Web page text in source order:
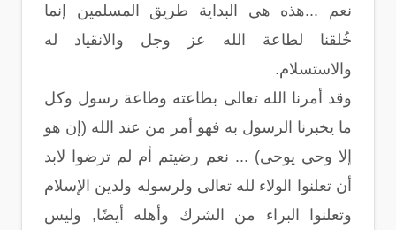
نعم ...هذه هي البداية طريق المسلمين إنما
خُلقنا لطاعة الله عز وجل والانقياد له
والاستسلام.
وقد أمرنا الله تعالى بطاعته وطاعة رسول وكل
ما يخبرنا الرسول به فهو أمر من عند الله (إن هو
إلا وحي يوحى) ... نعم رضيتم أم لم ترضوا لابد
أن تعلنوا الولاء لله تعالى ولرسوله ولدين الإسلام
وتعلنوا البراء من الشرك وأهله أيضًا, وليس